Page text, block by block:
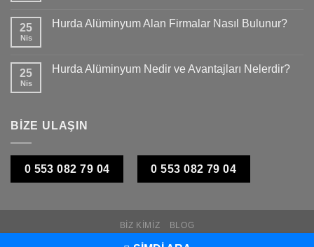
25
Nis
Hurda Alüminyum Alan Firmalar Nasıl Bulunur?
25
Nis
Hurda Alüminyum Nedir ve Avantajları Nelerdir?
BİZE ULAŞIN
0 553 082 79 04 0 553 082 79 04
BIZ KIMIZ BLOG